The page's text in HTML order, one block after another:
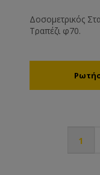
Δοσομετρικός
Τραπέζι φ70.
1